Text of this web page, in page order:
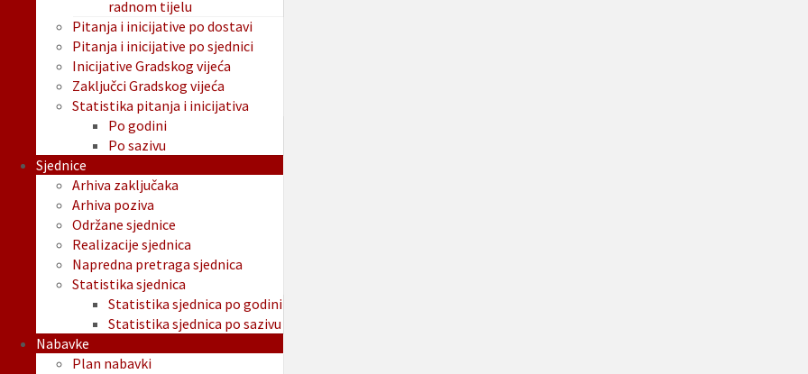
radnom tijelu
Pitanja i inicijative po dostavi
Pitanja i inicijative po sjednici
Inicijative Gradskog vijeća
Zaključci Gradskog vijeća
Statistika pitanja i inicijativa
Po godini
Po sazivu
Sjednice
Arhiva zaključaka
Arhiva poziva
Održane sjednice
Realizacije sjednica
Napredna pretraga sjednica
Statistika sjednica
Statistika sjednica po godini
Statistika sjednica po sazivu
Nabavke
Plan nabavki